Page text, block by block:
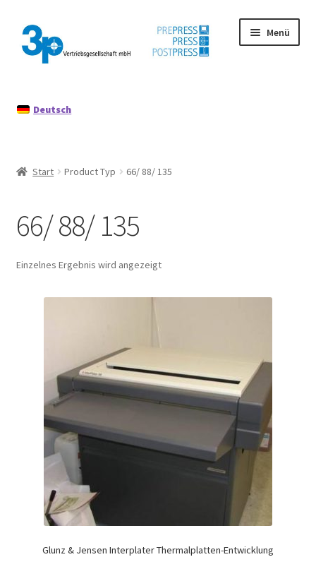
Zur
Navigation
springen
Zum
Inhalt
springen
Menü
Datenschutz
Mein Konto
Deutsch
Start Product Typ 66/ 88/ 135
66/ 88/ 135
Einzelnes Ergebnis wird angezeigt
Glunz & Jensen Interplater Thermalplatten-Entwicklung